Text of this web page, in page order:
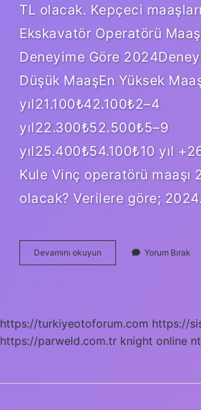
TL olacak. Kepçeci
Ekskavatör Operatörü
Deneyime Göre
Düşük MaaşEn Yüksek
yıl21.100₺42.100₺2–4
yıl22.300₺52.500₺5–9
yıl25.400₺54.100₺10 yıl
Kule Vinç operatörü maaşı
olacak? Verilere göre;
Devamını okuyun
Yağcı
Yorum Bırak
https://turkiyeotoforum.com https://
https://parweld.com.tr knight online